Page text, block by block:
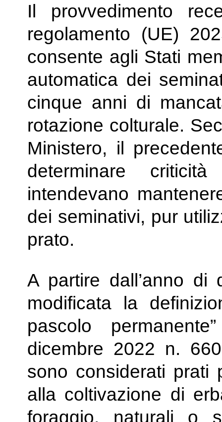
Il provvedimento
regolamento (UE)
consente agli Stati
automatica dei
cinque anni di
rotazione colturale.
Ministero, il
determinare
intendevano
dei seminativi, pur
prato.
A partire dall’anno di
modificata la
pascolo
dicembre 2022 n.
sono considerati prati
alla coltivazione di
foraggio, naturali o